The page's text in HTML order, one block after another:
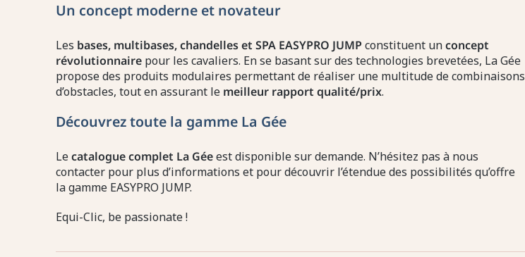
Un concept moderne et novateur
Les bases, multibases, chandelles et SPA EASYPRO JUMP constituent unconcept
révolutionnairepour les cavaliers. En se basant sur des technologies brevetées, La Gée
propose des produits modulaires permettant de réaliser une multitude de combinaisons
d’obstacles, tout en assurant le meilleur rapport qualité/prix.
Découvrez toute la gamme La Gée
Lecatalogue complet La Géeest disponible sur demande. N’hésitez pas à nous
contacter pour plus d’informations et pour découvrir l’étendue des possibilités qu’offre
la gamme EASYPRO JUMP.
Equi-Clic, be passionate !